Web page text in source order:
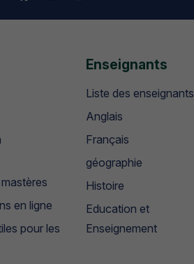
en ligne
pour les
Enseignants
Liste des enseignants
Anglais
Français
géographie
Histoire
Education et
Enseignement